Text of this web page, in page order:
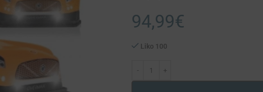
94,99€
Liko 100